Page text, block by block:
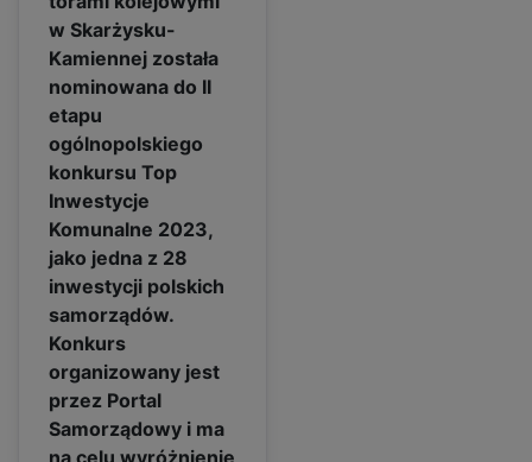
w Skarżysku-
Kamiennej została
nominowana do II
etapu
ogólnopolskiego
konkursu Top
Inwestycje
Komunalne 2023,
jako jedna z 28
inwestycji polskich
samorządów.
Konkurs
organizowany jest
przez Portal
Samorządowy i ma